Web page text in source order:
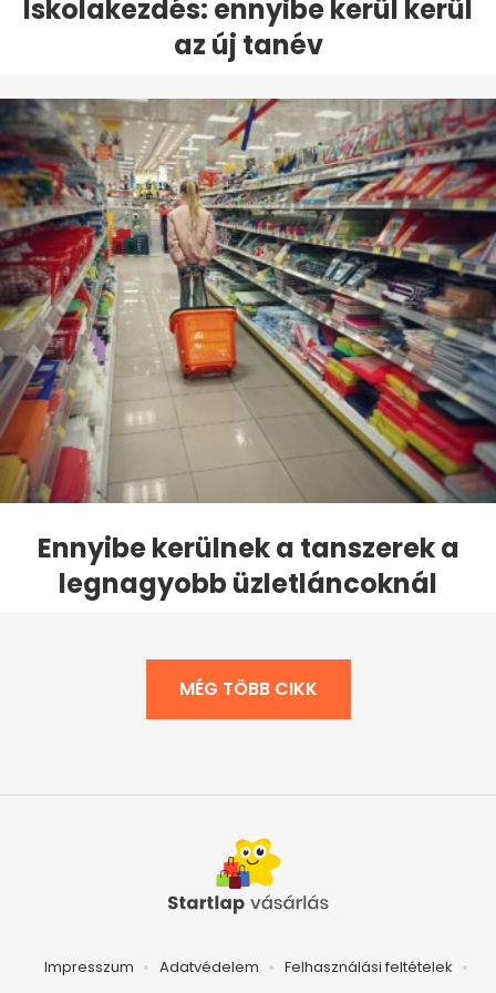
Iskolakezdés: ennyibe kerül kerül
az új tanév
Ennyibe kerülnek a tanszerek a
legnagyobb üzletláncoknál
MÉG TÖBB CIKK
Impresszum Adatvédelem
Felhasználási feltételek